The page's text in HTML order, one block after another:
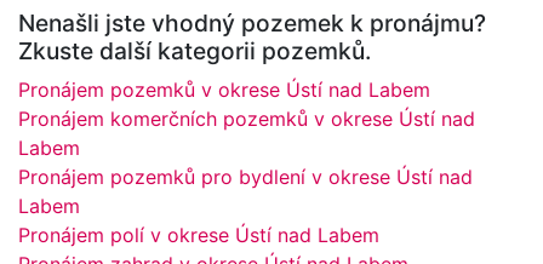
Nenašli jste vhodný pozemek k pronájmu?
Zkuste další kategorii pozemků.
Pronájem pozemků v okrese Ústí nad Labem
Pronájem komerčních pozemků v okrese Ústí nad
Labem
Pronájem pozemků pro bydlení v okrese Ústí nad
Labem
Pronájem polí v okrese Ústí nad Labem